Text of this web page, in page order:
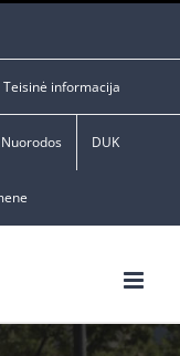
Teisinė informacija
Nuorodos DUK